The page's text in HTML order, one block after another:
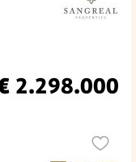
2.298.000